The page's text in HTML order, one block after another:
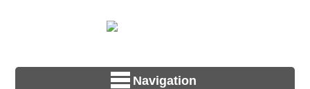
Navigation